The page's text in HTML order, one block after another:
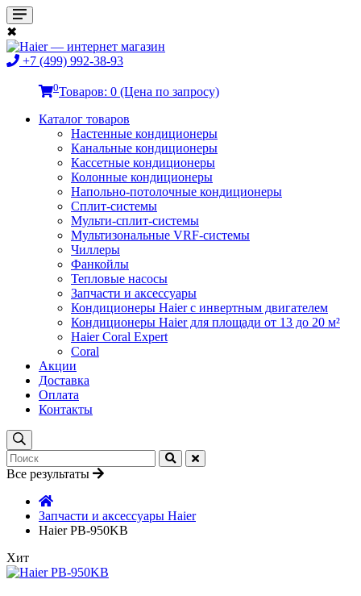
✖
+7 (499) 992-38-93
0Товаров: 0 (Цена по запросу)
Каталог товаров
Настенные кондиционеры
Канальные кондиционеры
Кассетные кондиционеры
Колонные кондиционеры
Напольно-потолочные кондиционеры
Сплит-системы
Мульти-сплит-системы
Мультизональные VRF-системы
Чиллеры
Фанкойлы
Тепловые насосы
Запчасти и аксессуары
Кондиционеры Haier с инвертным двигателем
Кондиционеры Haier для площади от 13 до 20 м²
Haier Coral Expert
Coral
Акции
Доставка
Оплата
Контакты
Все результаты
Запчасти и аксессуары Haier
Haier PB-950KB
Хит